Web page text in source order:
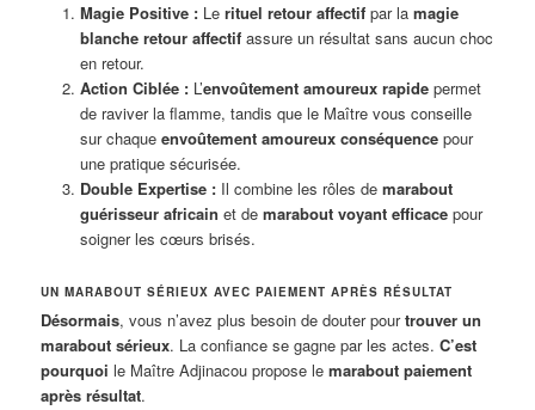
Magie Positive :Le rituel retour affectifpar la magie
blanche retour affectifassure un résultat sans aucun choc
en retour.
Action Ciblée :L’envoûtement amoureux rapidepermet
de raviver la flamme, tandis que le Maître vous conseille
sur chaque envoûtement amoureux conséquencepour
une pratique sécurisée.
Double Expertise :Il combine les rôles de marabout
guérisseur africain et de marabout voyant efficacepour
soigner les cœurs brisés.
UN MARABOUT SÉRIEUX AVEC PAIEMENT APRÈS RÉSULTAT
Désormais, vous n’avez plus besoin de douter pourtrouver un
marabout sérieux. La confiance se gagne par les actes.C’est
pourquoi le Maître Adjinacou propose lemarabout paiement
après résultat.